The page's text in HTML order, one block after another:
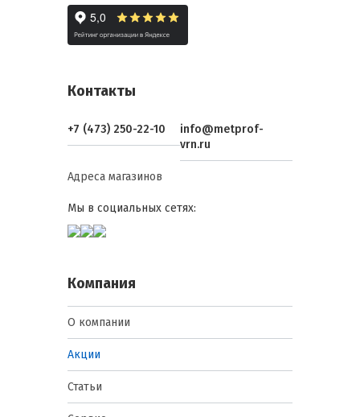
Контакты
+7 (473) 250-22-10
info@metprof-
vrn.ru
Адреса магазинов
Мы в социальных сетях:
Компания
О компании
Акции
Статьи